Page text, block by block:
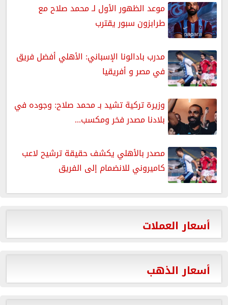
موعد الظهور الأول لـ محمد صلاح مع
طرابزون سبور يقترب
مدرب بادالونا الإسباني: الأهلي أفضل فريق
في مصر و أفريقيا
وزيرة تركية تشيد بـ محمد صلاح: وجوده في
بلادنا مصدر فخر ومكسب...
مصدر بالأهلي يكشف حقيقة ترشيح لاعب
كاميروني للانضمام إلى الفريق
أسعار العملات
أسعار الذهب